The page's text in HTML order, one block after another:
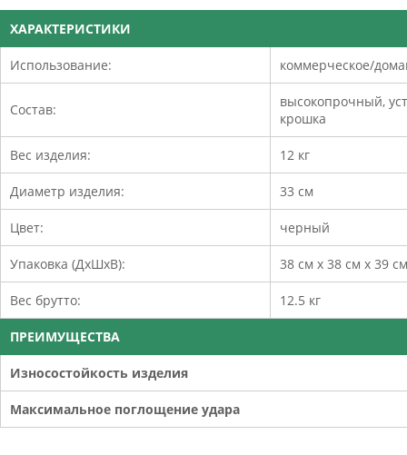
ХАРАКТЕРИСТИКИ
Использование: коммерческое/
Состав:
высокопрочный,
крошка
Вес изделия: 12 кг
Диаметр изделия: 33 см
Цвет: черный
Упаковка (ДхШхВ): 38 см x 38 см x 39 см
Вес брутто: 12.5 кг
ПРЕИМУЩЕСТВА
Износостойкость изделия
Максимальное поглощение удара